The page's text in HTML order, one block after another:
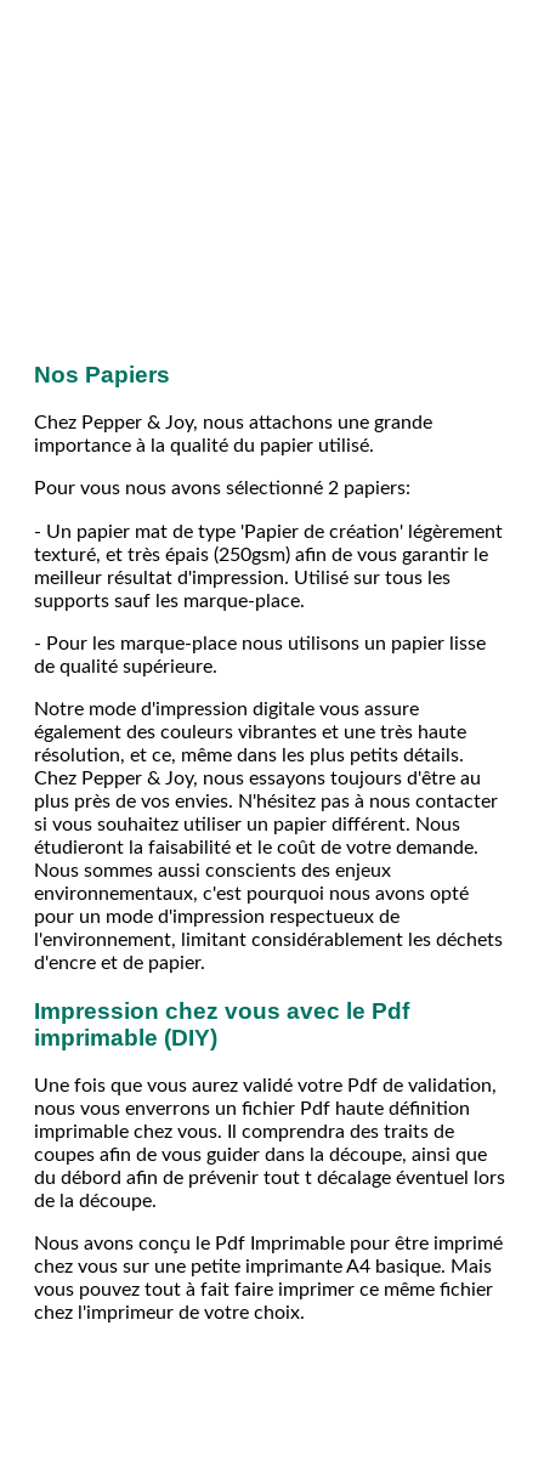
Nos Papiers
Chez Pepper & Joy, nous attachons une grande
importance à la qualité du papier utilisé.
Pour vous nous avons sélectionné 2 papiers:
- Un papier mat de type 'Papier de création' légèrement
texturé, et très épais (250gsm) afin de vous garantir le
meilleur résultat d'impression. Utilisé sur tous les
supports sauf les marque-place.
- Pour les marque-place nous utilisons un papier lisse
de qualité supérieure.
Notre mode d'impression digitale vous assure
également des couleurs vibrantes et une très haute
résolution, et ce, même dans les plus petits détails.
Chez Pepper & Joy, nous essayons toujours d'être au
plus près de vos envies. N'hésitez pas à nous contacter
si vous souhaitez utiliser un papier différent. Nous
étudieront la faisabilité et le coût de votre demande.
Nous sommes aussi conscients des enjeux
environnementaux, c'est pourquoi nous avons opté
pour un mode d'impression respectueux de
l'environnement, limitant considérablement les déchets
d'encre et de papier.
Impression chez vous avec le Pdf
imprimable (DIY)
Une fois que vous aurez validé votre Pdf de validation,
nous vous enverrons un fichier Pdf haute définition
imprimable chez vous. Il comprendra des traits de
coupes afin de vous guider dans la découpe, ainsi que
du débord afin de prévenir tout t décalage éventuel lors
de la découpe.
Nous avons conçu le Pdf Imprimable pour être imprimé
chez vous sur une petite imprimante A4 basique. Mais
vous pouvez tout à fait faire imprimer ce même fichier
chez l'imprimeur de votre choix.